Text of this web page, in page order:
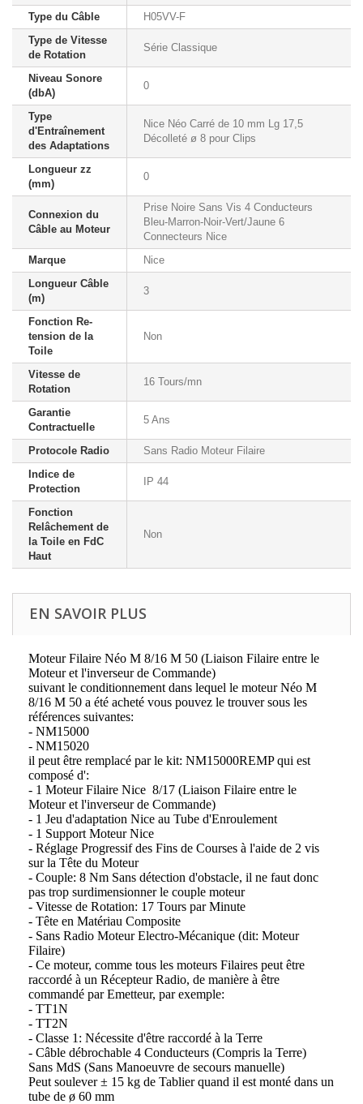
Type du Câble
H05VV-F
Type de Vitesse
de Rotation
Série Classique
Niveau Sonore
(dbA)
0
Type
d'Entraînement
des Adaptations
Nice Néo Carré de 10 mm Lg 17,5
Décolleté ø 8 pour Clips
Longueur zz
(mm)
0
Connexion du
Câble au Moteur
Prise Noire Sans Vis 4 Conducteurs
Bleu-Marron-Noir-Vert/Jaune 6
Connecteurs Nice
Marque
Nice
Longueur Câble
(m)
3
Fonction Re-
tension de la
Toile
Non
Vitesse de
Rotation
16 Tours/mn
Garantie
Contractuelle
5 Ans
Protocole Radio
Sans Radio Moteur Filaire
Indice de
Protection
IP 44
Fonction
Relâchement de
la Toile en FdC
Haut
Non
EN SAVOIR PLUS
Moteur Filaire Néo M 8/16 M 50 (Liaison Filaire entre le
Moteur et l'inverseur de Commande)
suivant le conditionnement dans lequel le moteur Néo M
8/16 M 50 a été acheté vous pouvez le trouver sous les
références suivantes:
- NM15000
- NM15020
il peut être remplacé par le kit: NM15000REMP qui est
composé d':
- 1 Moteur Filaire Nice 8/17 (Liaison Filaire entre le
Moteur et l'inverseur de Commande)
- 1 Jeu d'adaptation Nice au Tube d'Enroulement
- 1 Support Moteur Nice
- Réglage Progressif des Fins de Courses à l'aide de 2 vis
sur la Tête du Moteur
- Couple: 8 Nm Sans détection d'obstacle, il ne faut donc
pas trop surdimensionner le couple moteur
- Vitesse de Rotation: 17 Tours par Minute
- Tête en Matériau Composite
- Sans Radio Moteur Electro-Mécanique (dit: Moteur
Filaire)
- Ce moteur, comme tous les moteurs Filaires peut être
raccordé à un Récepteur Radio, de manière à être
commandé par Emetteur, par exemple:
- TT1N
- TT2N
- Classe 1: Nécessite d'être raccordé à la Terre
- Câble débrochable 4 Conducteurs (Compris la Terre)
Sans MdS (Sans Manoeuvre de secours manuelle)
Peut soulever ± 15 kg de Tablier quand il est monté dans un
tube de ø 60 mm